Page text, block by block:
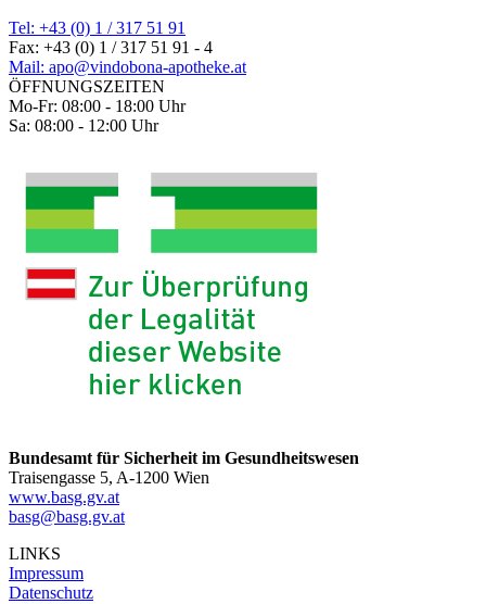
Tel: +43 (0) 1 / 317 51 91
Fax: +43 (0) 1 / 317 51 91 - 4
Mail: apo@vindobona-apotheke.at
ÖFFNUNGSZEITEN
Mo-Fr: 08:00 - 18:00 Uhr
Sa: 08:00 - 12:00 Uhr
Bundesamt für Sicherheit im Gesundheitswesen
Traisengasse 5, A-1200 Wien
www.basg.gv.at
basg@basg.gv.at
LINKS
Impressum
Datenschutz